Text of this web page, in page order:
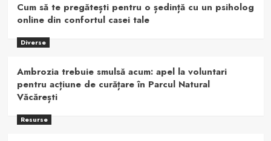
Cum să te pregătești pentru o ședință cu un psiholog
online din confortul casei tale
Diverse
Ambrozia trebuie smulsă acum: apel la voluntari
pentru acțiune de curățare în Parcul Natural
Văcărești
Resurse